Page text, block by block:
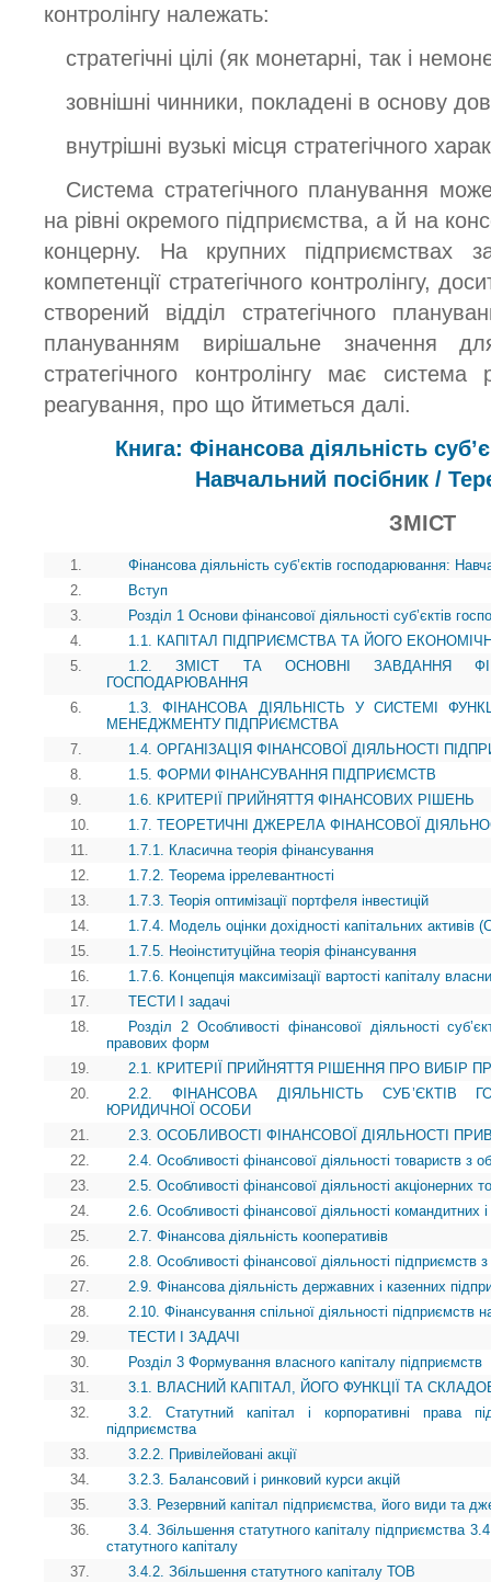
контролінгу належать:
стратегічні цілі (як монетарні, так і
зовнішні чинники, покладені в основу
внутрішні вузькі місця стратегічного
Система стратегічного планування
на рівні окремого підприємства, а й на
концерну. На крупних підприємствах
компетенції стратегічного контролінгу,
створений відділ стратегічного
плануванням вирішальне значення для
стратегічного контролінгу має
реагування, про що йтиметься далі.
Книга: Фінансова діяльність
Навчальний посібник /
ЗМІСТ
1.
Фінансова діяльність суб’єктів господарювання:
2.
Вступ
3.
Розділ 1 Основи фінансової діяльності суб’єктів
4.
1.1. КАПІТАЛ ПІДПРИЄМСТВА ТА ЙОГО
5.
1.2. ЗМІСТ ТА ОСНОВНІ ЗАВДАННЯ
ГОСПОДАРЮВАННЯ
6.
1.3. ФІНАНСОВА ДІЯЛЬНІСТЬ У СИСТЕМІ
МЕНЕДЖМЕНТУ ПІДПРИЄМСТВА
7.
1.4. ОРГАНІЗАЦІЯ ФІНАНСОВОЇ ДІЯЛЬНОСТІ
8.
1.5. ФОРМИ ФІНАНСУВАННЯ ПІДПРИЄМСТВ
9.
1.6. КРИТЕРІЇ ПРИЙНЯТТЯ ФІНАНСОВИХ РІШЕНЬ
10.
1.7. ТЕОРЕТИЧНІ ДЖЕРЕЛА ФІНАНСОВОЇ
11.
1.7.1. Класична теорія фінансування
12.
1.7.2. Теорема іррелевантності
13.
1.7.3. Теорія оптимізації портфеля інвестицій
14.
1.7.4. Модель оцінки дохідності капітальних активів
15.
1.7.5. Неоінституційна теорія фінансування
16.
1.7.6. Концепція максимізації вартості капіталу
17.
ТЕСТИ І задачі
18.
Розділ 2 Особливості фінансової діяльності
правових форм
19.
2.1. КРИТЕРІЇ ПРИЙНЯТТЯ РІШЕННЯ ПРО ВИБІР
20.
2.2. ФІНАНСОВА ДІЯЛЬНІСТЬ СУБ’ЄКТІВ
ЮРИДИЧНОЇ ОСОБИ
21.
2.3. ОСОБЛИВОСТІ ФІНАНСОВОЇ ДІЯЛЬНОСТІ
22.
2.4. Особливості фінансової діяльності товариств з
23.
2.5. Особливості фінансової діяльності акціонерних
24.
2.6. Особливості фінансової діяльності командитних
25.
2.7. Фінансова діяльність кооперативів
26.
2.8. Особливості фінансової діяльності підприємств
27.
2.9. Фінансова діяльність державних і казенних
28.
2.10. Фінансування спільної діяльності підприємств
29.
ТЕСТИ І ЗАДАЧІ
30.
Розділ 3 Формування власного капіталу підприємств
31.
3.1. ВЛАСНИЙ КАПІТАЛ, ЙОГО ФУНКЦІЇ ТА
32.
3.2. Статутний капітал і корпоративні права
підприємства
33.
3.2.2. Привілейовані акції
34.
3.2.3. Балансовий і ринковий курси акцій
35.
3.3. Резервний капітал підприємства, його види та
36.
3.4. Збільшення статутного капіталу підприємства
статутного капіталу
37.
3.4.2. Збільшення статутного капіталу ТОВ